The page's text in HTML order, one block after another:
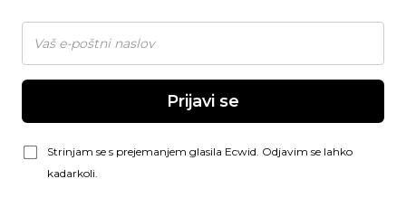
Prijavi se
Strinjam se s prejemanjem glasila Ecwid. Odjavim se lahko
kadarkoli.